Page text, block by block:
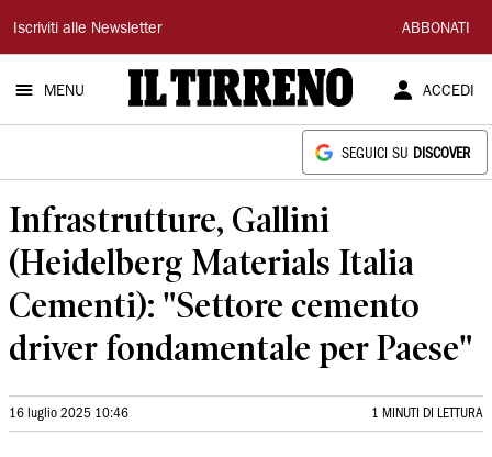
Il
Tirreno
Iscriviti alle Newsletter ABBONATI
MENU ACCEDI
SEGUICI SU DISCOVER
Infrastrutture, Gallini
(Heidelberg Materials Italia
Cementi): "Settore cemento
driver fondamentale per Paese"
16 luglio 2025 10:46 1 MINUTI DI LETTURA